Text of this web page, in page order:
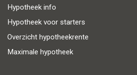
Hypotheek info
Hypotheek voor starters
Overzicht hypotheekrente
Maximale hypotheek